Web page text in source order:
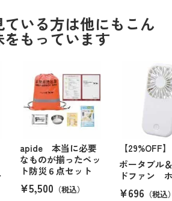
いる方は他にもこん
もっています
apide 本当に必要
なものが揃ったペッ
ト防災６点セット
¥5,500 （税込）
【29%OFF】
ポータブル
ドファン
¥696 （税込